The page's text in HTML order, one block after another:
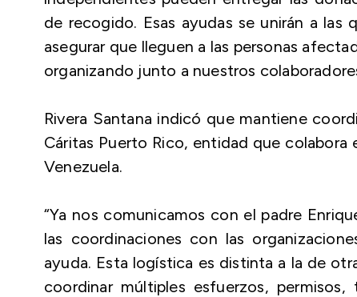
de recogido. Esas ayudas se unirán a
asegurar que lleguen a las personas
organizando junto a nuestros
Rivera Santana indicó que mantiene
Cáritas Puerto Rico, entidad que
Venezuela.
“Ya nos comunicamos con el padre
las coordinaciones con las
ayuda. Esta logística es distinta a la de
coordinar múltiples esfuerzos,